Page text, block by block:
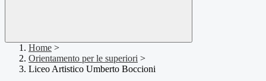
Home >
Orientamento per le superiori >
Liceo Artistico Umberto Boccioni